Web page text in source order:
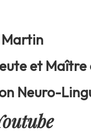
Martin
et Maître
Neuro-